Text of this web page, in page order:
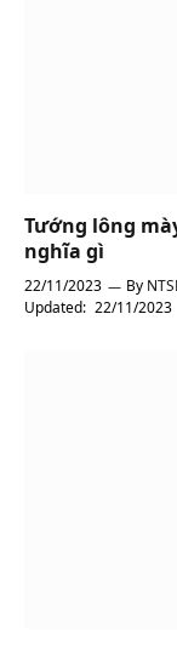
Tướng lông
nghĩa gì
22/11/2023 By
Updated: 22/11/2023